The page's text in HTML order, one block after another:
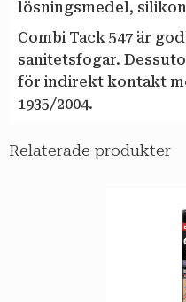
lösningsmedel,
Combi Tack 547 är
sanitetsfogar.
för indirekt kontakt
1935/2004.
Relaterade produkter